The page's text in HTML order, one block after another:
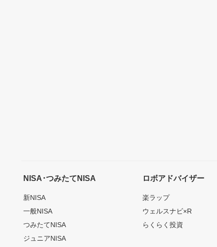
NISA･つみたてNISA
新NISA
一般NISA
つみたてNISA
ジュニアNISA
ロボアドバイザー
楽ラップ
ウェルスナビ×R
らくらく投資